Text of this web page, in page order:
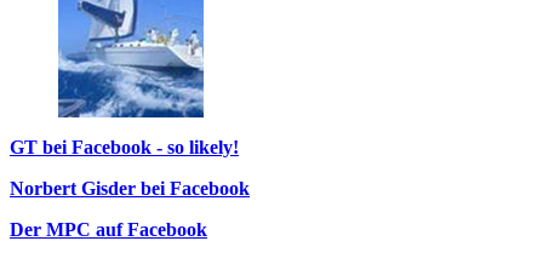
GT bei Facebook - so likely!
Norbert Gisder bei Facebook
Der MPC auf Facebook